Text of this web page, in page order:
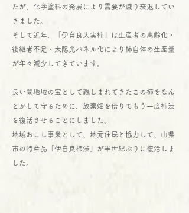
たが、化学塗料の発展により需要が減り衰退してい
きました。
そして近年、「伊自良大実柿」は生産者の高齢化・
後継者不足・太陽光パネル化により柿自体の生産量
が年々減少してきています。
長い間地域の宝として親しまれてきたこの柿をなん
とかして守るために、放棄畑を借りてもう一度柿渋
を復活させることにしました。
地域おこし事業として、地元住民と協力して、山県
市の特産品「伊自良柿渋」が半世紀ぶりに復活しま
した。